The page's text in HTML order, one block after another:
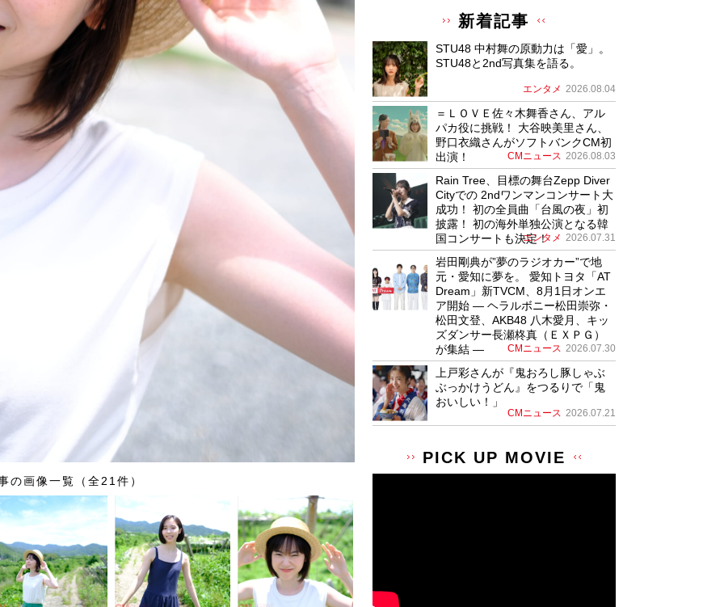
の画像一覧（全21件）
新着記事
STU48 中村舞の原動力は「愛」。
STU48と2nd写真集を語る。
エンタメ 2026.08.04
＝ＬＯＶＥ佐々木舞香さん、アル
パカ役に挑戦！ 大谷映美里さん、
野口衣織さんがソフトバンクCM初
出演！
CMニュース 2026.08.03
Rain Tree、目標の舞台Zepp Diver
Cityでの 2ndワンマンコンサート大
成功！ 初の全員曲「台風の夜」初
披露！ 初の海外単独公演となる韓
国コンサートも決定！
エンタメ 2026.07.31
岩田剛典が”夢のラジオカー”で地
元・愛知に夢を。 愛知トヨタ「AT
Dream」新TVCM、8月1日オンエ
ア開始 ― ヘラルボニー松田崇弥・
松田文登、AKB48 八木愛月、キッ
ズダンサー長瀬柊真（ＥＸＰＧ）
が集結 ―
CMニュース 2026.07.30
上戸彩さんが『鬼おろし豚しゃぶ
ぶっかけうどん』をつるりで「鬼
おいしい！」
CMニュース 2026.07.21
PICK UP MOVIE